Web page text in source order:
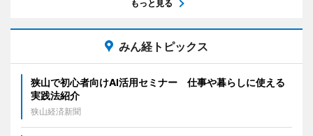
もっと見る
みん経トピックス
狭山で初心者向けAI活用セミナー 仕事や暮らしに使える
実践法紹介
狭山経済新聞